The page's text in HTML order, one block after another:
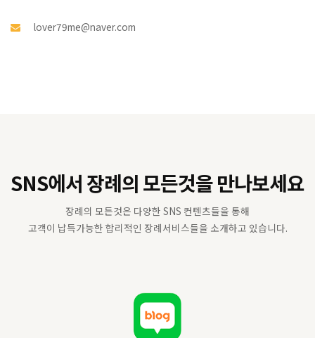
lover79me@naver.com
SNS에서 장례의 모든것을 만나보세요
장례의 모든것은 다양한 SNS 컨텐츠들을 통해
고객이 납득가능한 합리적인 장례서비스들을 소개하고 있습니다.